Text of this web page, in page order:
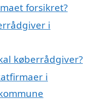
forsikret?
i
køberrådgiver?
i